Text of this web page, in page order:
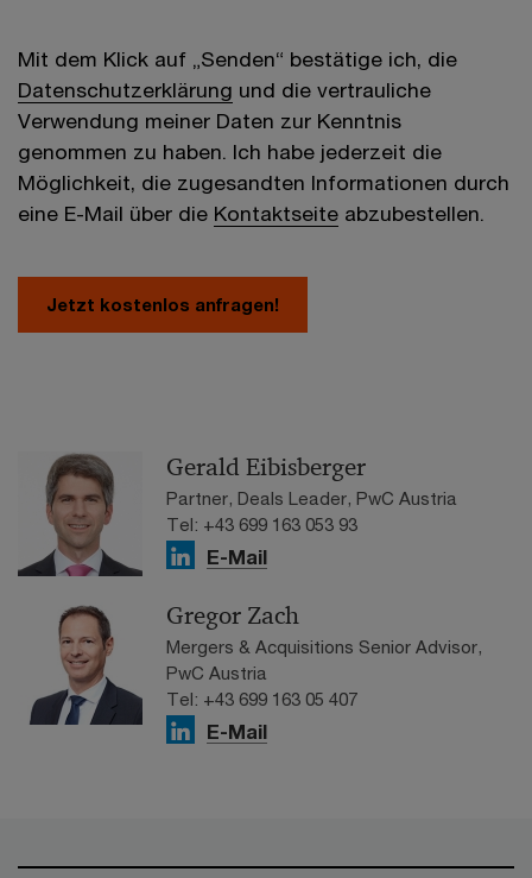
Mit dem Klick auf „Senden“ bestätige ich, die
Datenschutzerklärung und die vertrauliche
Verwendung meiner Daten zur Kenntnis
genommen zu haben. Ich habe jederzeit die
Möglichkeit, die zugesandten Informationen durch
eine E-Mail über die Kontaktseite abzubestellen.
Jetzt kostenlos anfragen!
Gerald Eibisberger
Partner, Deals Leader, PwC Austria
Tel: +43 699 163 053 93
E-Mail
Gregor Zach
Mergers & Acquisitions Senior Advisor,
PwC Austria
Tel: +43 699 163 05 407
E-Mail